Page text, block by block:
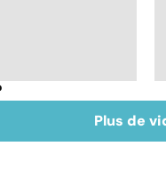
Plus de